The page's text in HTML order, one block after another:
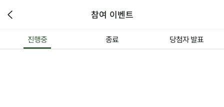
참여 이벤트
진행중 종료 당첨자 발표